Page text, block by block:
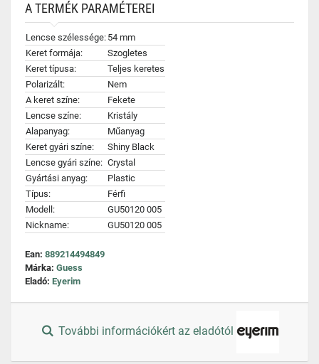
A TERMÉK PARAMÉTEREI
Lencse szélessége: 54 mm
Keret formája:
Szogletes
Keret típusa:
Teljes keretes
Polarizált:
Nem
A keret színe:
Fekete
Lencse színe:
Kristály
Alapanyag:
Műanyag
Keret gyári színe:
Shiny Black
Lencse gyári színe: Crystal
Gyártási anyag:
Plastic
Típus:
Férfi
Modell:
GU50120 005
Nickname:
GU50120 005
Ean: 889214494849
Márka: Guess
Eladó: Eyerim
További információkért az eladótól